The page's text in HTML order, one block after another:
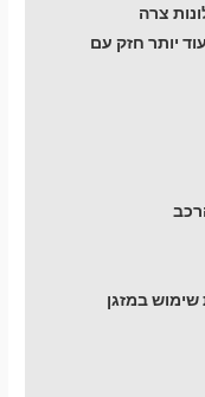
צרה
יותר חזק עם
במזגן